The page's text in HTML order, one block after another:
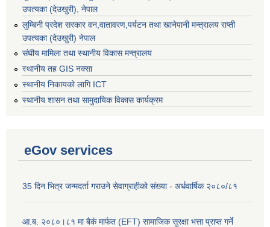
उपत्यका (देउखुरी), नेपाल
लुम्बिनी प्रदेश सरकार वन,वातावरण,पर्यटन तथा खानेपानी मन्त्रालय राप्ती
उपत्यका (देउखुरी) नेपाल
संघीय मामिला तथा स्थानीय विकास मन्त्रालय
स्थानीय तह GIS नक्सा
स्थानीय निकायको लागि ICT
स्थानीय शासन तथा सामुदायिक विकास कार्यक्रम
eGov services
35 दिन भित्र जन्मदर्ता गराउने सेवाग्राहीको संख्या - अर्धवार्षिक २०८०/८१
आ.ब. २०८०।८१ मा बैकं मार्फत (EFT) सामाजिक सुरक्षा भत्ता प्राप्त गर्ने